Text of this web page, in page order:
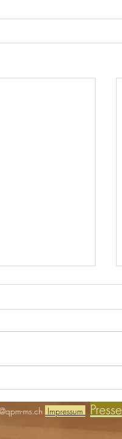
ms.ch Impressum Presse